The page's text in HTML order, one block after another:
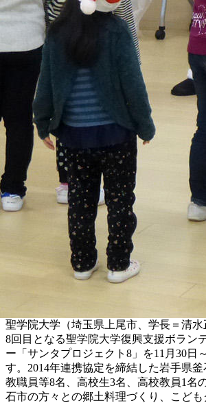
聖学院大学（埼玉県上尾市、学長＝清
8回目となる聖学院大学復興支援ボラン
ー「サンタプロジェクト8」を11月30日
す。2014年連携協定を締結した岩手県釜
教職員等8名、高校生3名、高校教員1名
石市の方々との郷土料理づくり、こど